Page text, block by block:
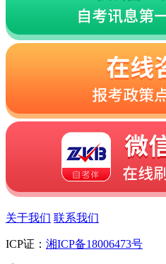
关于我们 联系我们
ICP证： 湘ICP备18006473号